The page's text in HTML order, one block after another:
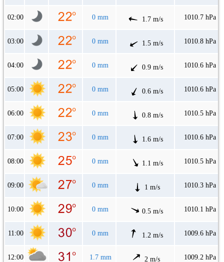
02:00 0 mm 1.7 m/s 1010.7 hPa
03:00 0 mm 1.5 m/s 1010.8 hPa
04:00 0 mm 0.9 m/s 1010.6 hPa
05:00 0 mm 0.6 m/s 1010.6 hPa
06:00 0 mm 0.8 m/s 1010.5 hPa
07:00 0 mm 1.6 m/s 1010.6 hPa
08:00 0 mm 1.1 m/s 1010.5 hPa
09:00 0 mm 1 m/s 1010.3 hPa
10:00 0 mm 0.5 m/s 1010.1 hPa
11:00 0 mm 1.2 m/s 1009.6 hPa
12:00 1.7 mm 2 m/s 1009.2 hPa